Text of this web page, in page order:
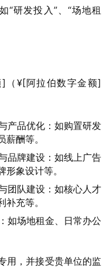
“研发投入”、“场地租
（¥[阿拉伯数字金额]
产品优化：如购置研发
酬等。
品牌建设：如线上广告
象设计等。
团队建设：如核心人才
充等。
如场地租金、日常办公
用，并接受贵单位的监